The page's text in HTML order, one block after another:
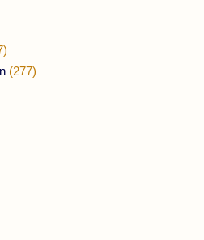
(277)